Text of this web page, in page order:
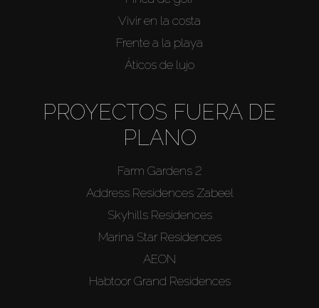
Vivir en la costa
Frente a la playa
Áticos de lujo
PROYECTOS FUERA DE
PLANO
Farm Gardens 2
Address Residences Zabeel
Skyhills Residences
Marina Star Residences
AEON
Habtoor Grand Residences